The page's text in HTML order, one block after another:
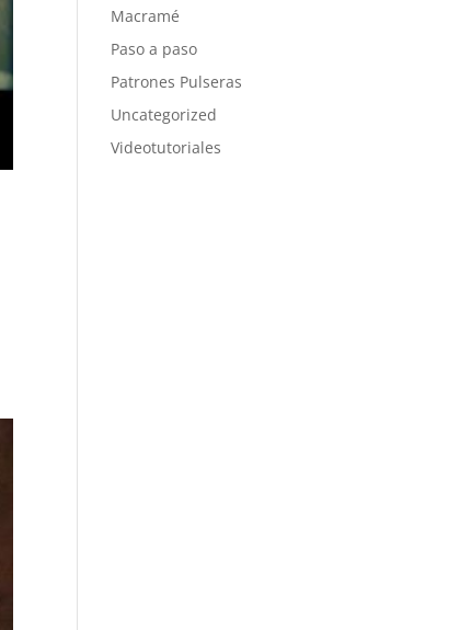
Macramé
Paso a paso
Patrones Pulseras
Uncategorized
Videotutoriales